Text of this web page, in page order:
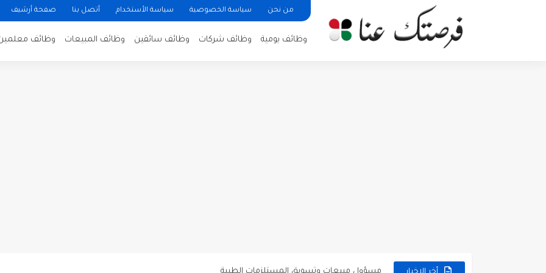
من نحن سياسة الخصوصية سياسة الأستخدام أتصل بنا صفحة أرشيف
وظائف يومية وظائف شركات وظائف سائقين وظائف المبيعات وظائف